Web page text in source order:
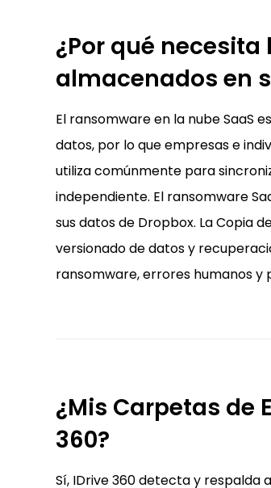
¿Por qué
almacenados en
El ransomware en la nube SaaS
datos, por lo que empresas e
utiliza comúnmente para
independiente. El ransomware
sus datos de Dropbox. La Copia
versionado de datos y
ransomware, errores humanos y
¿Mis Carpetas de
360?
Sí, IDrive 360 detecta y respalda